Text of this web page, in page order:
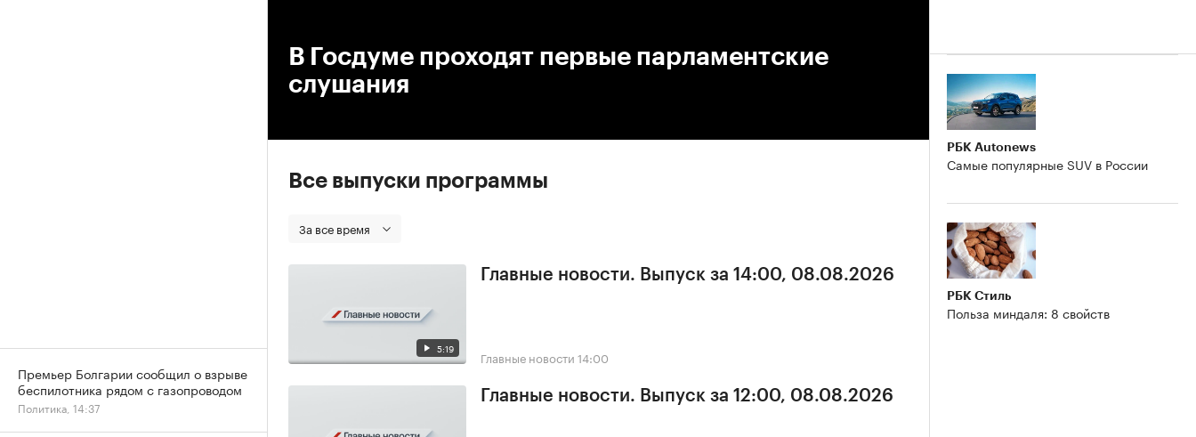
В Госдуме проходят первые парламентские
слушания
Все выпуски программы
За все время
5:19
Главные новости. Выпуск за 14:00, 08.08.2026
Главные новости 14:00
Главные новости. Выпуск за 12:00, 08.08.2026
РБК Autonews
Самые популярные SUV в России
РБК Стиль
Польза миндаля: 8 свойств
Премьер Болгарии сообщил о взрыве
беспилотника рядом с газопроводом
Политика, 14:37